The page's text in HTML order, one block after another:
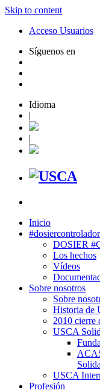
Skip to content
Acceso Usuarios
Síguenos en
Idioma
|
|
Inicio
DOSIER
Los hechos
Vídeos
Sobre nosotros
Sobre
Historia de
2010 cierre
USCA
USCA
Profesión